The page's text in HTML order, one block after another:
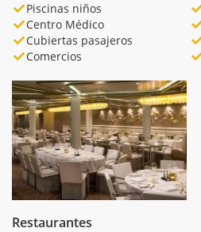
Piscinas niños
Centro Médico
Cubiertas pasajeros
Comercios
Restaurantes